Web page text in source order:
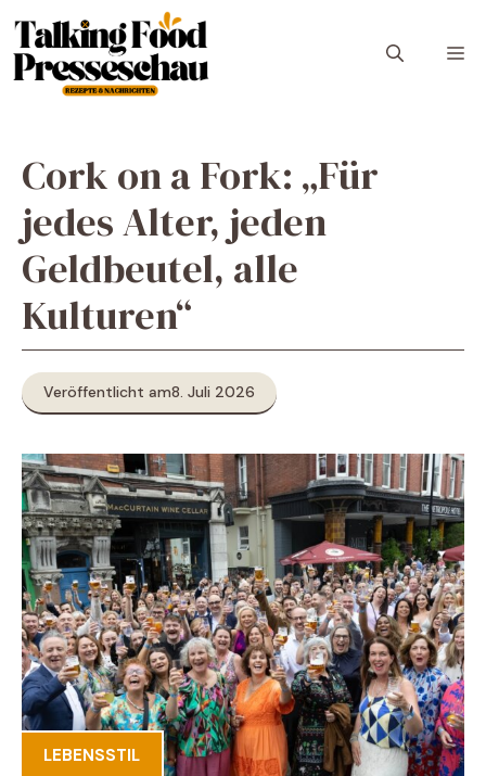
Inhalt
springen
Cork on a Fork: „Für
jedes Alter, jeden
Geldbeutel, alle
Kulturen“
Veröffentlicht am8. Juli 2026
LEBENSSTIL